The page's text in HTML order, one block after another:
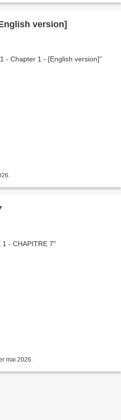
version]
mai 2026.